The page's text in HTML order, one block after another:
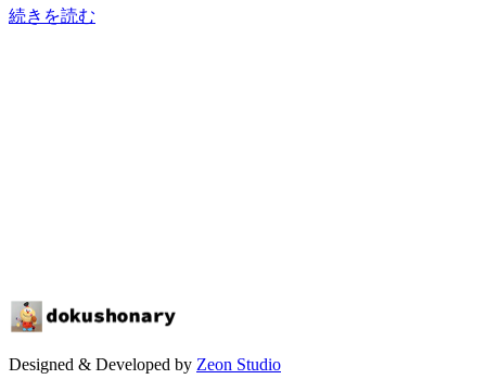
続きを読む
Designed & Developed by Zeon Studio